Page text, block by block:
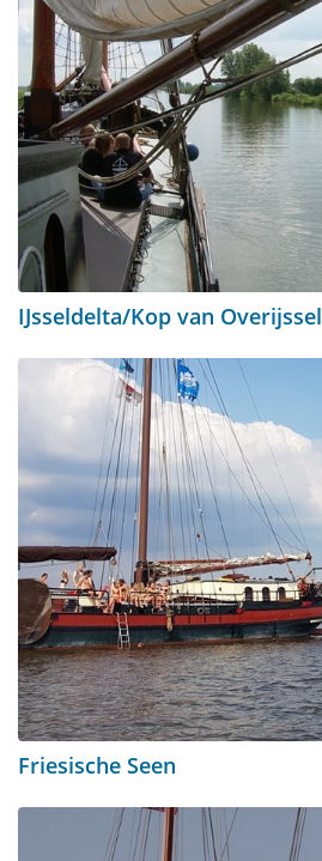
IJsseldelta/Kop van Overijssel
Friesische Seen